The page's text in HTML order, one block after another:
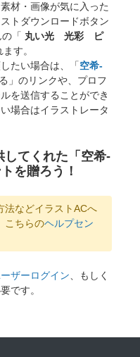
材・画像が気に入った
トダウンロードボタン
「 丸い光 光彩 ピ
す。
たい場合は、「空希-
」のリンクや、プロフ
を送信することができ
場合はイラストレータ
してくれた「空希-
を贈ろう！
法などイラストACへ
こちらのヘルプセン
ザーログイン、もしく
です。